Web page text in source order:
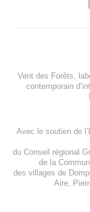
Vent des Forêts,
contemporain
Avec le soutien de l’
du Conseil régional
de la
des villages de
Aire,